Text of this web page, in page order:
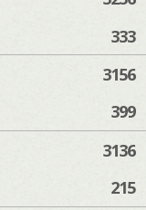
333
3156
399
3136
215